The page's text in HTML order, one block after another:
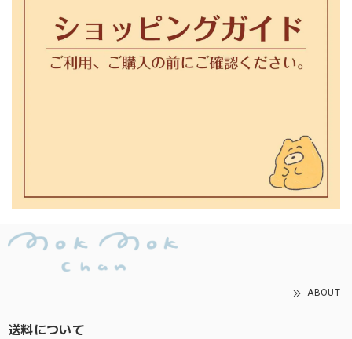
ABOUT
送料について